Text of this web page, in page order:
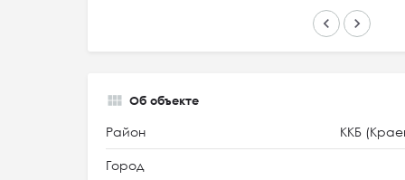
keyboard_arrow_left keyboard_arrow_right
Об объекте
Район ККБ
Город